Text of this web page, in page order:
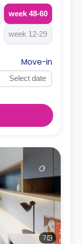
48-60 week
12-29 week
Move-in
7